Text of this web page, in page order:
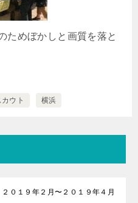
ためぼかしと画質を落と
ウト 横浜
０１９年２月〜２０１９年４月